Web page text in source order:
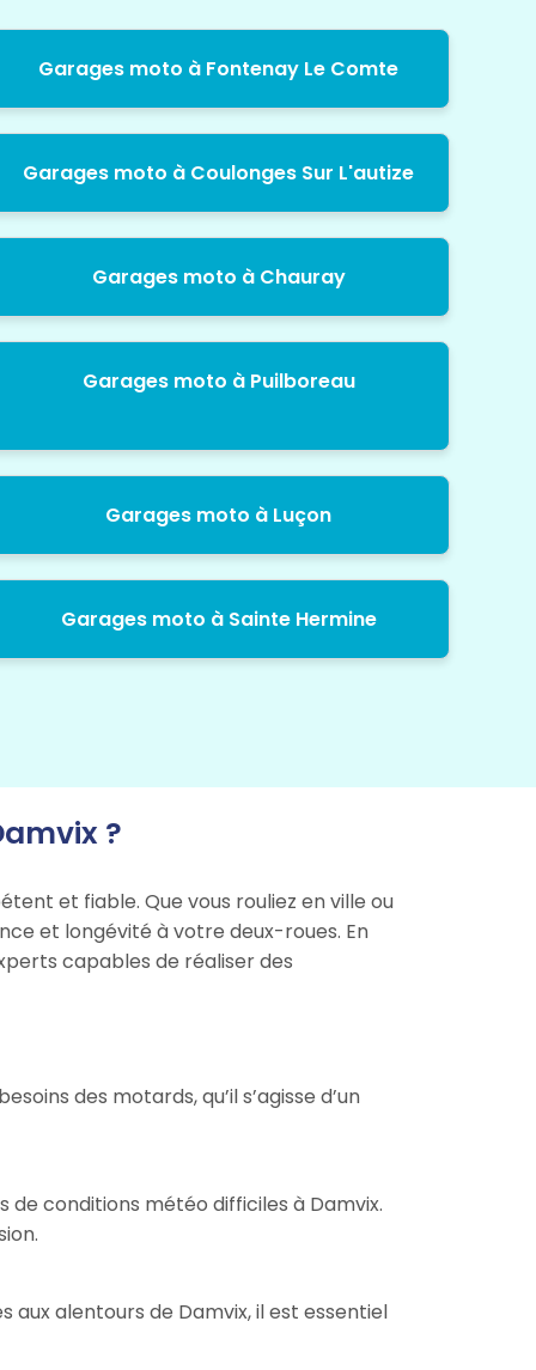
Garages moto à Fontenay Le Comte
Garages moto à Coulonges Sur L'autize
Garages moto à Chauray
Garages moto à Puilboreau
Garages moto à Luçon
Garages moto à Sainte Hermine
?
et fiable. Que vous rouliez en ville ou
et longévité à votre deux-roues. En
capables de réaliser des
des motards, qu’il s’agisse d’un
conditions météo difficiles à Damvix.
aux alentours de Damvix, il est essentiel